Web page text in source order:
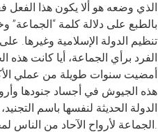
الذي وضعه هو ألا يكون هذا الفعل
بالطبع على دلالة كلمة “الجماعة”
تنظيم الدولة الإسلامية وغيرها.
الفرد برأي الجماعة، أيا كانت هذه
أمضيت سنوات طويلة من عملي
هذه الجيوش في أجساد جنودها
الدولة الحديثة لنفسها باسم
الجماعة لأرواح الآحاد من الناس لمجرد أن من يدعو لذلك ليس عسكريا بقبعة بل شيخا معمما.